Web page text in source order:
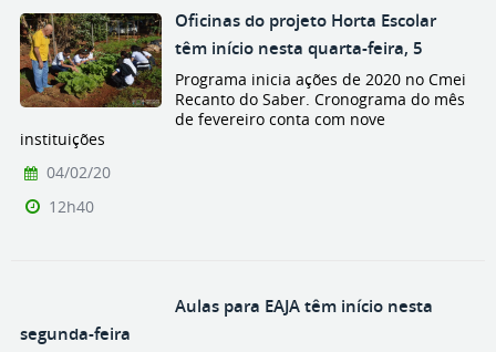
Oficinas do projeto Horta Escolar
têm início nesta quarta-feira, 5
Programa inicia ações de 2020 no Cmei
Recanto do Saber. Cronograma do mês
de fevereiro conta com nove
instituições
04/02/20
12h40
Aulas para EAJA têm início nesta
segunda-feira